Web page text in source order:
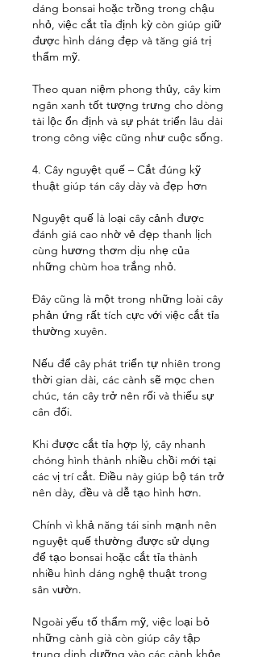
dáng bonsai hoặc trồng trong chậu
nhỏ, việc cắt tỉa định kỳ còn giúp giữ
được hình dáng đẹp và tăng giá trị
thẩm mỹ.
Theo quan niệm phong thủy, cây kim
ngân xanh tốt tượng trưng cho dòng
tài lộc ổn định và sự phát triển lâu dài
trong công việc cũng như cuộc sống.
4. Cây nguyệt quế – Cắt đúng kỹ
thuật giúp tán cây dày và đẹp hơn
Nguyệt quế là loại cây cảnh được
đánh giá cao nhờ vẻ đẹp thanh lịch
cùng hương thơm dịu nhẹ của
những chùm hoa trắng nhỏ.
Đây cũng là một trong những loài cây
phản ứng rất tích cực với việc cắt tỉa
thường xuyên.
Nếu để cây phát triển tự nhiên trong
thời gian dài, các cành sẽ mọc chen
chúc, tán cây trở nên rối và thiếu sự
cân đối.
Khi được cắt tỉa hợp lý, cây nhanh
chóng hình thành nhiều chồi mới tại
các vị trí cắt. Điều này giúp bộ tán trở
nên dày, đều và dễ tạo hình hơn.
Chính vì khả năng tái sinh mạnh nên
nguyệt quế thường được sử dụng
để tạo bonsai hoặc cắt tỉa thành
nhiều hình dáng nghệ thuật trong
sân vườn.
Ngoài yếu tố thẩm mỹ, việc loại bỏ
những cành già còn giúp cây tập
trung dinh dưỡng vào các cành khỏe,